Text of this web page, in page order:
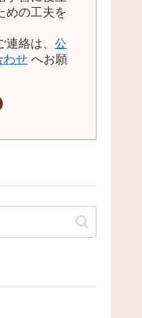
めの工夫を
絡は、 公
わせ へお願